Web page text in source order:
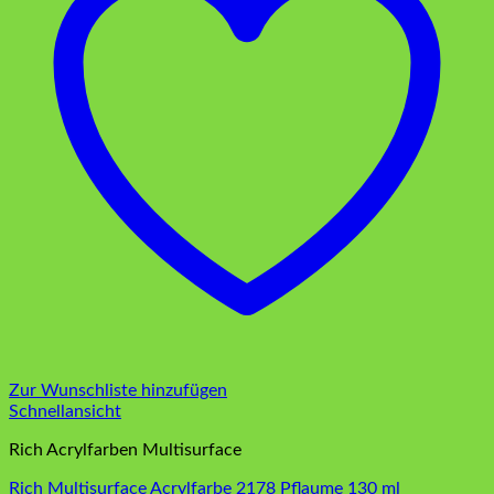
Zur Wunschliste hinzufügen
Schnellansicht
Rich Acrylfarben Multisurface
Rich Multisurface Acrylfarbe 2178 Pflaume 130 ml